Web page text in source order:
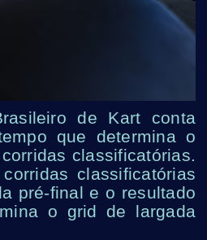
de Kart conta
que determina o
classificatórias.
classificatórias
pré-final e o resultado
o grid de largada